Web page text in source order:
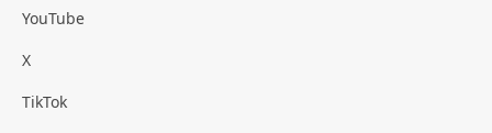
YouTube
X
TikTok